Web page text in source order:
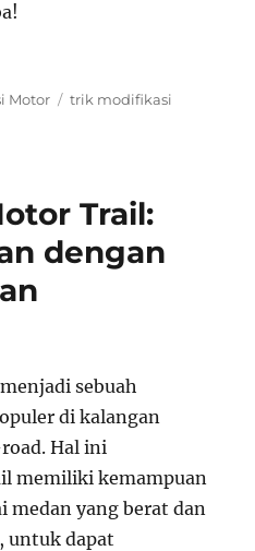
Motor Tags
trik modifikasi
Trail:
dengan
sebuah
di kalangan
Hal ini
memiliki kemampuan
medan yang berat dan
untuk dapat